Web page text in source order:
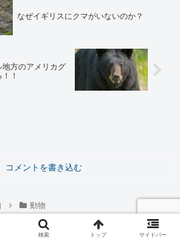
なぜイギリスにクマがいないのか？
方のアメリカグ
！
コメントを書き込む
動物
検索 トップ サイドバー